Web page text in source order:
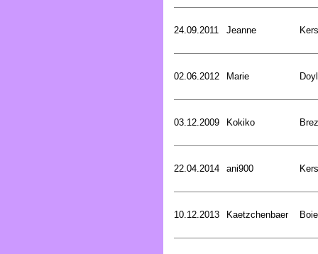
24.09.2011 Jeanne
02.06.2012 Marie
03.12.2009 Kokiko
22.04.2014 ani900
10.12.2013 Kaetzchenbaer